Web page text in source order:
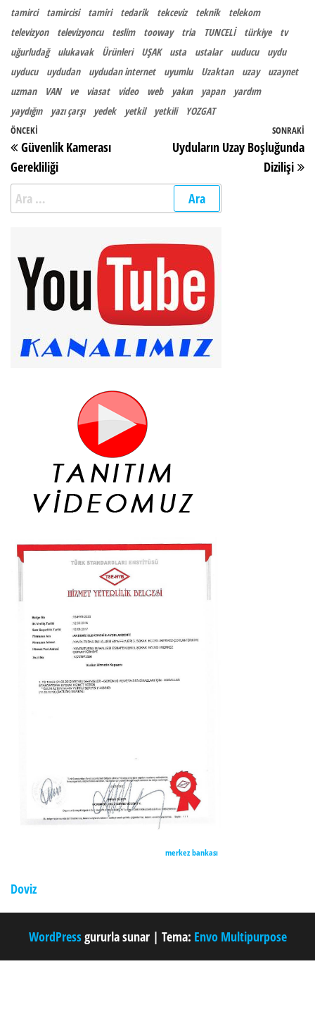
tamirci
tamircisi tamiri tedarik tekceviz teknik
telekom
televizyon
televizyoncu teslim tooway tria TUNCELİ türkiye
tv
uğurludağ
ulukavak Ürünleri UŞAK usta ustalar uuducu
uydu
uyducu
uydudan uydudan internet uyumlu Uzaktan uzay
uzaynet
uzman
VAN ve viasat video web yakın yapan
yardım
yaydığın
yazı çarşı yedek yetkil yetkili YOZGAT
Yazı gezinmesi
Önceki Yazı
ÖNCEKI
Güvenlik Kamerası
Gerekliliği
SONRAKI
Uyduların Uzay Boşluğunda
Dizilişi
Arama:
merkez bankası
Doviz
WordPressgururla sunar | Tema: Envo Multipurpose